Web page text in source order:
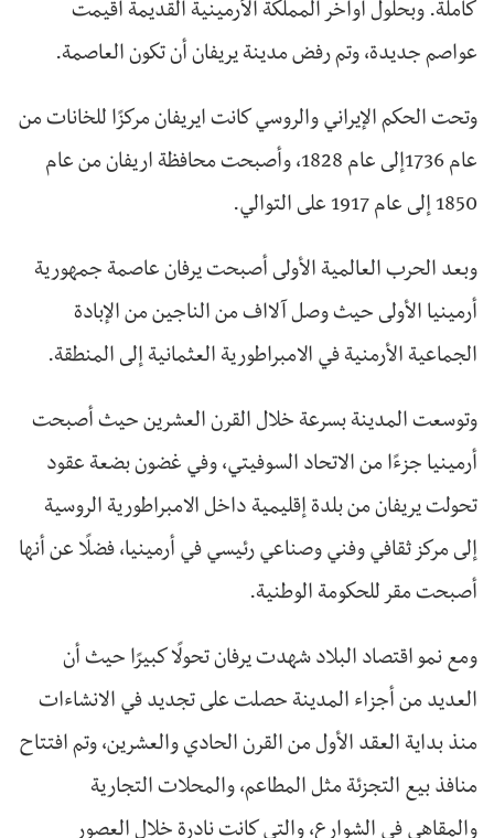
كاملة. وبحلول أواخر المملكة الأرمينية القديمة أقيمت
عواصم جديدة، وتم رفض مدينة يريفان أن تكون العاصمة.
وتحت الحكم الإيراني والروسي كانت ايريفان مركزًا للخانات من
عام 1736إلى عام 1828، وأصبحت محافظة اريفان من عام
1850 إلى عام 1917 على التوالي.
وبعد الحرب العالمية الأولى أصبحت يرفان عاصمة جمهورية
أرمينيا الأولى حيث وصل آلااف من الناجين من الإبادة
الجماعية الأرمنية في الامبراطورية العثمانية إلى المنطقة.
وتوسعت المدينة بسرعة خلال القرن العشرين حيث أصبحت
أرمينيا جزءًا من الاتحاد السوفيتي، وفي غضون بضعة عقود
تحولت يريفان من بلدة إقليمية داخل الامبراطورية الروسية
إلى مركز ثقافي وفني وصناعي رئيسي في أرمينيا، فضلًا عن أنها
أصبحت مقر للحكومة الوطنية.
ومع نمو اقتصاد البلاد شهدت يرفان تحولًا كبيرًا حيث أن
العديد من أجزاء المدينة حصلت على تجديد في الانشاءات
منذ بداية العقد الأول من القرن الحادي والعشرين، وتم افتتاح
منافذ بيع التجزئة مثل المطاعم، والمحلات التجارية
والمقاهي في الشوارع، والتي كانت نادرة خلال العصور